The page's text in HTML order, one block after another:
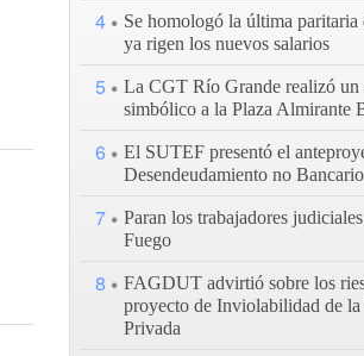
4
Se homologó la última
ya rigen los nuevos salarios
5
La CGT Río Grande realizó un
simbólico a la Plaza Almirante
6
El SUTEF presentó el
Desendeudamiento no Bancario
7
Paran los trabajadores
Fuego
8
FAGDUT advirtió sobre los
proyecto de Inviolabilidad de la
Privada